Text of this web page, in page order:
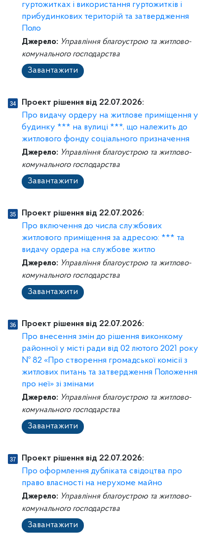
гуртожитках і використання гуртожитків і
прибудинкових територій та затвердження
Поло
Джерело: Управління благоустрою та житлово-
комунального господарства
Завантажити
Проект рішення від 22.07.2026:
Про видачу ордеру на житлове приміщення у
будинку *** на вулиці ***, що належить до
житлового фонду соціального призначення
Джерело: Управління благоустрою та житлово-
комунального господарства
Завантажити
Проект рішення від 22.07.2026:
Про включення до числа службових
житлового приміщення за адресою: *** та
видачу ордера на службове житло
Джерело: Управління благоустрою та житлово-
комунального господарства
Завантажити
Проект рішення від 22.07.2026:
Про внесення змін до рішення виконкому
районної у місті ради від 02 лютого 2021 року
№ 82 «Про створення громадської комісії з
житлових питань та затвердження Положення
про неї» зі змінами
Джерело: Управління благоустрою та житлово-
комунального господарства
Завантажити
Проект рішення від 22.07.2026:
Про оформлення дубліката свідоцтва про
право власності на нерухоме майно
Джерело: Управління благоустрою та житлово-
комунального господарства
Завантажити